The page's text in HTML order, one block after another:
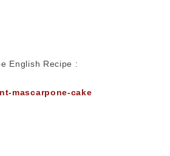
English Recipe :
mascarpone-cake